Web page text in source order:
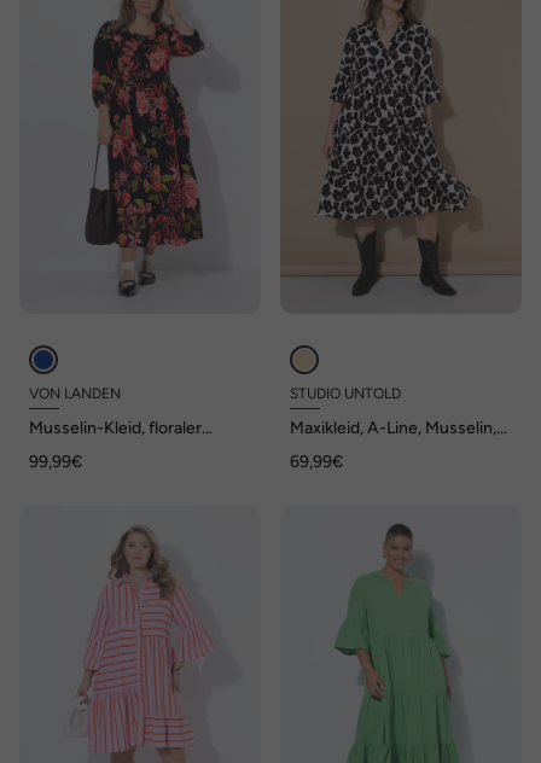
VON LANDEN
Musselin-Kleid, floraler
99,99€
STUDIO UNTOLD
Maxikleid, A-Line, Musselin,
69,99€